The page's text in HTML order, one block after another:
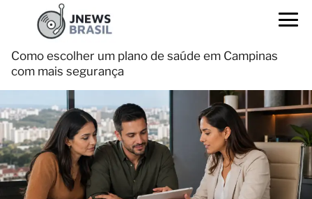
Como escolher um plano de saúde em Campinas
com mais segurança